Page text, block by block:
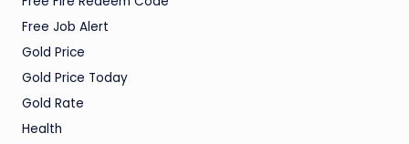
Free Job Alert
Gold Price
Gold Price Today
Gold Rate
Health